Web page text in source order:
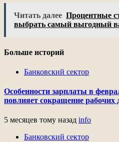
Читать далее Процентные
выбрать самый выгодный
Больше историй
Банковский сектор
Особенности зарплаты в
повлияет сокращение рабочих
5 месяцев тому назад info
Банковский сектор